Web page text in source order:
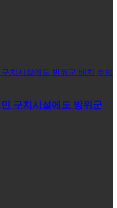
구치시설에도 방위군